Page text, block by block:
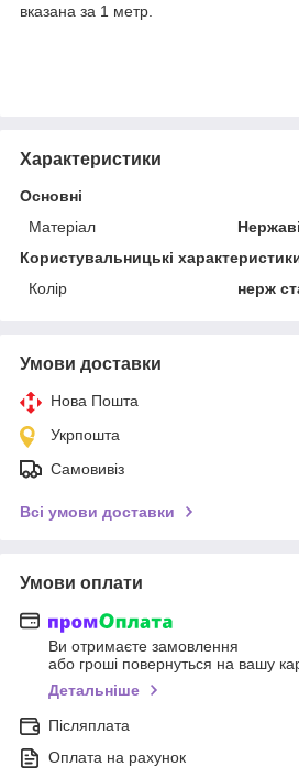
вказана за 1 метр.
Характеристики
Основні
Матеріал
Користувальницькі
Колір
нерж
Умови доставки
Нова Пошта
Укрпошта
Самовивіз
Всі умови доставки
Умови оплати
Ви отримаєте замовлення
або гроші повернуться на вашу
Детальніше
Післяплата
Оплата на рахунок